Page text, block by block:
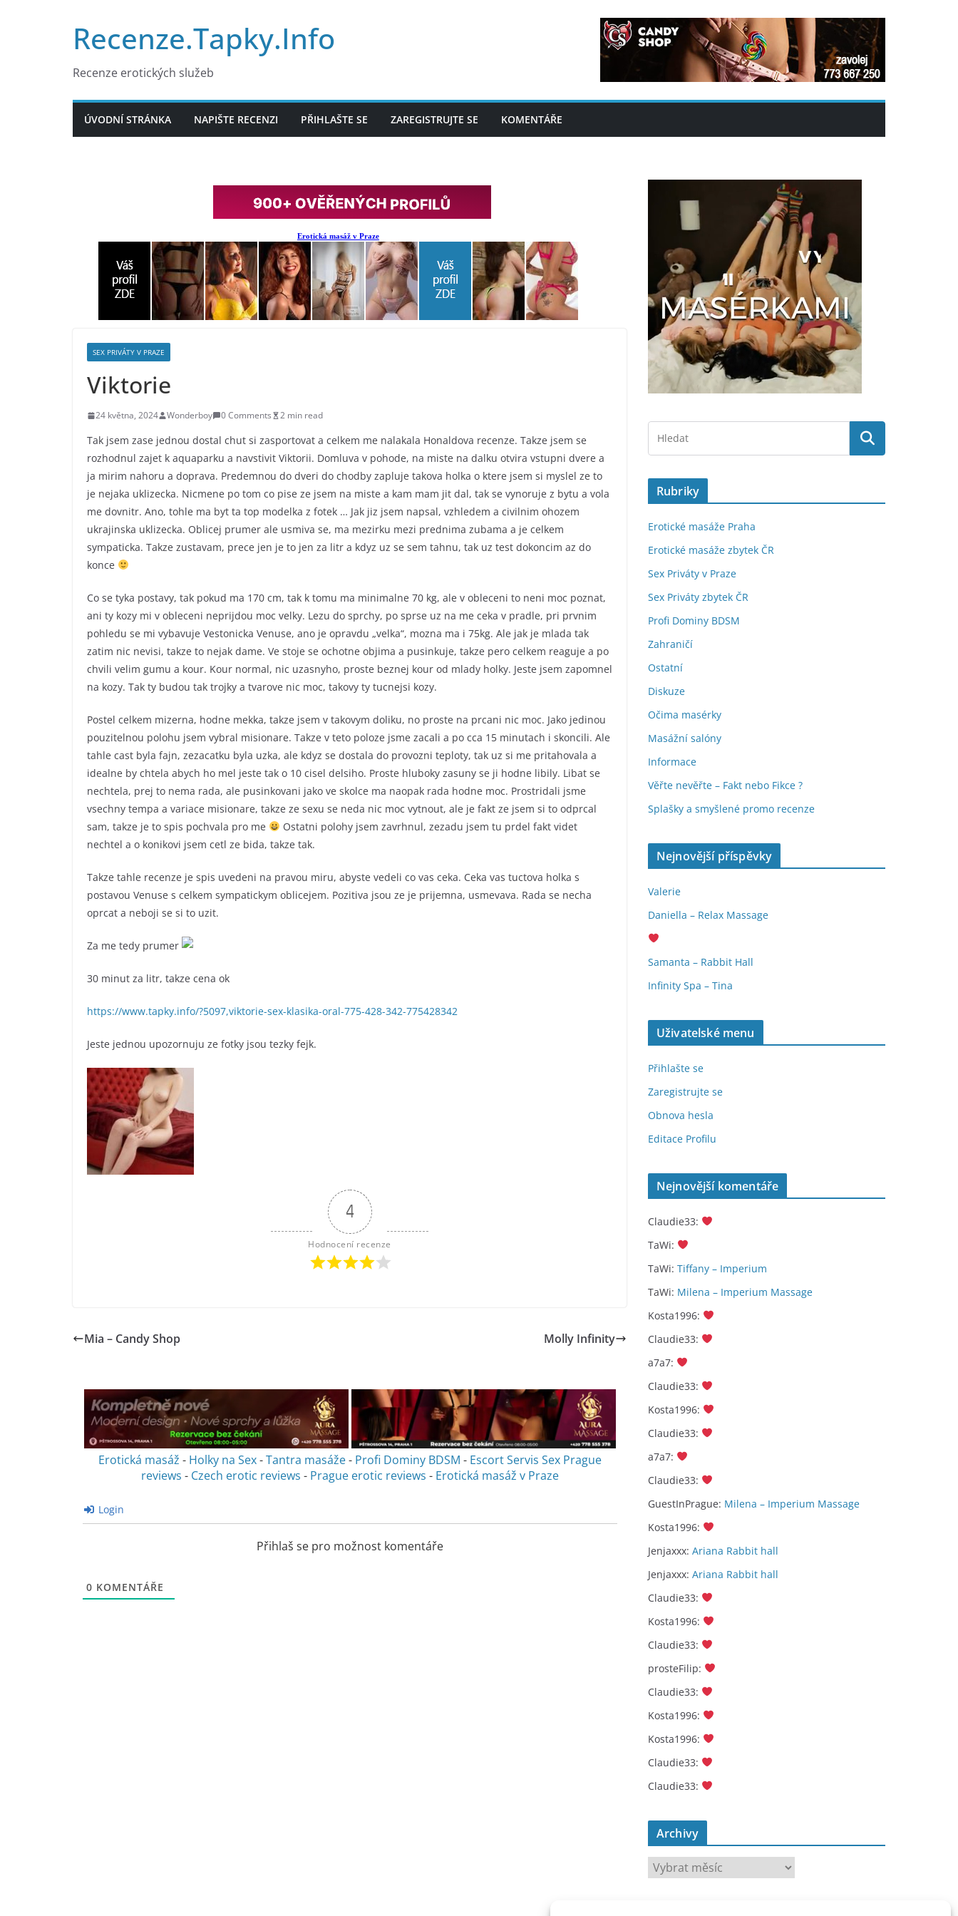
Recenze.Tapky.Info
Recenze erotických služeb
ÚVODNÍ STRÁNKA NAPIŠTE RECENZI PŘIHLAŠTE SE ZAREGISTRUJTE SE KOMENTÁŘE
SEX PRIVÁTY V PRAZE
Viktorie
24 května, 2024 Wonderboy 0 Comments 2 min read
Tak jsem zase jednou dostal chut si zasportovat a celkem me nalakala Honaldova recenze. Takze jsem se
rozhodnul zajet k aquaparku a navstivit Viktorii. Domluva v pohode, na miste na dalku otvira vstupni dvere a
ja mirim nahoru a doprava. Predemnou do dveri do chodby zapluje takova holka o ktere jsem si myslel ze to
je nejaka uklizecka. Nicmene po tom co pise ze jsem na miste a kam mam jit dal, tak se vynoruje z bytu a vola
me dovnitr. Ano, tohle ma byt ta top modelka z fotek … Jak jiz jsem napsal, vzhledem a civilnim ohozem
ukrajinska uklizecka. Oblicej prumer ale usmiva se, ma mezirku mezi prednima zubama a je celkem
sympaticka. Takze zustavam, prece jen je to jen za litr a kdyz uz se sem tahnu, tak uz test dokoncim az do
konce
Co se tyka postavy, tak pokud ma 170 cm, tak k tomu ma minimalne 70 kg, ale v obleceni to neni moc poznat,
ani ty kozy mi v obleceni neprijdou moc velky. Lezu do sprchy, po sprse uz na me ceka v pradle, pri prvnim
pohledu se mi vybavuje Vestonicka Venuse, ano je opravdu „velka“, mozna ma i 75kg. Ale jak je mlada tak
zatim nic nevisi, takze to nejak dame. Ve stoje se ochotne objima a pusinkuje, takze pero celkem reaguje a po
chvili velim gumu a kour. Kour normal, nic uzasnyho, proste beznej kour od mlady holky. Jeste jsem zapomnel
na kozy. Tak ty budou tak trojky a tvarove nic moc, takovy ty tucnejsi kozy.
Postel celkem mizerna, hodne mekka, takze jsem v takovym doliku, no proste na prcani nic moc. Jako jedinou
pouzitelnou polohu jsem vybral misionare. Takze v teto poloze jsme zacali a po cca 15 minutach i skoncili. Ale
tahle cast byla fajn, zezacatku byla uzka, ale kdyz se dostala do provozni teploty, tak uz si me pritahovala a
idealne by chtela abych ho mel jeste tak o 10 cisel delsiho. Proste hluboky zasuny se ji hodne libily. Libat se
nechtela, prej to nema rada, ale pusinkovani jako ve skolce ma naopak rada hodne moc. Prostridali jsme
vsechny tempa a variace misionare, takze ze sexu se neda nic moc vytnout, ale je fakt ze jsem si to odprcal
sam, takze je to spis pochvala pro me
Ostatni polohy jsem zavrhnul, zezadu jsem tu prdel fakt videt
nechtel a o konikovi jsem cetl ze bida, takze tak.
Takze tahle recenze je spis uvedeni na pravou miru, abyste vedeli co vas ceka. Ceka vas tuctova holka s
postavou Venuse s celkem sympatickym oblicejem. Pozitiva jsou ze je prijemna, usmevava. Rada se necha
oprcat a neboji se si to uzit.
Za me tedy prumer
30 minut za litr, takze cena ok
https://www.tapky.info/?5097,viktorie-sex-klasika-oral-775-428-342-775428342
Jeste jednou upozornuju ze fotky jsou tezky fejk.
4
Hodnocení recenze
Mia – Candy Shop Molly Infinity
Erotická masáž - Holky na Sex-Tantra masáže- Profi Dominy BDSM - Escort Servis Sex Prague
reviews - Czech erotic reviews - Prague erotic reviews - Erotická masáž v Praze
Login
Přihlaš se pro možnost komentáře
0 KOMENTÁŘE
Rubriky
Erotické masáže Praha
Erotické masáže zbytek ČR
Sex Priváty v Praze
Sex Priváty zbytek ČR
Profi Dominy BDSM
Zahraničí
Ostatní
Diskuze
Očima masérky
Masážní salóny
Informace
Věřte nevěřte – Fakt nebo Fikce ?
Splašky a smyšlené promo recenze
Nejnovější příspěvky
Valerie
Daniella – Relax Massage
Samanta – Rabbit Hall
Infinity Spa – Tina
Uživatelské menu
Přihlašte se
Zaregistrujte se
Obnova hesla
Editace Profilu
Nejnovější komentáře
Claudie33:
TaWi:
TaWi: Tiffany – Imperium
TaWi: Milena – Imperium Massage
Kosta1996:
Claudie33:
a7a7:
Claudie33:
Kosta1996:
Claudie33:
a7a7:
Claudie33:
GuestInPrague: Milena – Imperium Massage
Kosta1996:
Jenjaxxx: Ariana Rabbit hall
Jenjaxxx: Ariana Rabbit hall
Claudie33:
Kosta1996:
Claudie33:
prosteFilip:
Claudie33:
Kosta1996:
Kosta1996:
Claudie33:
Claudie33:
Archivy
A
r